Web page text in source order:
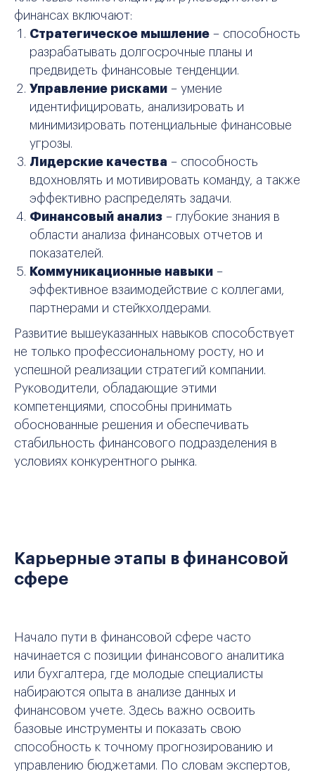
финансах включают:
Стратегическое мышление – способность
разрабатывать долгосрочные планы и
предвидеть финансовые тенденции.
Управление рисками – умение
идентифицировать, анализировать и
минимизировать потенциальные финансовые
угрозы.
Лидерские качества – способность
вдохновлять и мотивировать команду, а также
эффективно распределять задачи.
Финансовый анализ – глубокие знания в
области анализа финансовых отчетов и
показателей.
Коммуникационные навыки –
эффективное взаимодействие с коллегами,
партнерами и стейкхолдерами.
Развитие вышеуказанных навыков способствует
не только профессиональному росту, но и
успешной реализации стратегий компании.
Руководители, обладающие этими
компетенциями, способны принимать
обоснованные решения и обеспечивать
стабильность финансового подразделения в
условиях конкурентного рынка.
Карьерные этапы в финансовой
сфере
Начало пути в финансовой сфере часто
начинается с позиции финансового аналитика
или бухгалтера, где молодые специалисты
набираются опыта в анализе данных и
финансовом учете. Здесь важно освоить
базовые инструменты и показать свою
способность к точному прогнозированию и
управлению бюджетами. По словам экспертов,